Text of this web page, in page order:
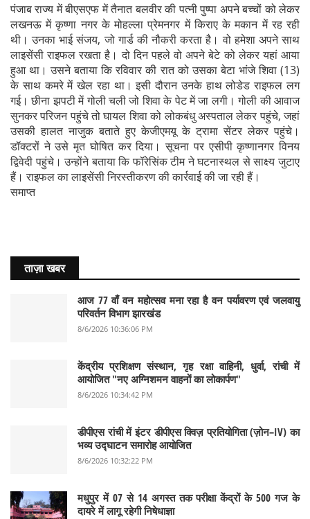
पंजाब राज्य में बीएसएफ में तैनात बलवीर की पत्नी पुष्पा अपने बच्चों को लेकर
लखनऊ में कृष्णा नगर के मोहल्ला प्रेमनगर में किराए के मकान में रह रही
थी। उनका भाई संजय, जो गार्ड की नौकरी करता है। वो हमेशा अपने साथ
लाइसेंसी राइफल रखता है। दो दिन पहले वो अपने बेटे को लेकर यहां आया
हुआ था। उसने बताया कि रविवार की रात को उसका बेटा भांजे शिवा (13)
के साथ कमरे में खेल रहा था। इसी दौरान उनके हाथ लोडेड राइफल लग
गई। छीना झपटी में गोली चली जो शिवा के पेट में जा लगी। गोली की आवाज
सुनकर परिजन पहुंचे तो घायल शिवा को लोकबंधु अस्पताल लेकर पहुंचे, जहां
उसकी हालत नाजुक बताते हुए केजीएमयू के ट्रामा सेंटर लेकर पहुंचे।
डॉक्टरों ने उसे मृत घोषित कर दिया। सूचना पर एसीपी कृष्णानगर विनय
द्विवेदी पहुंचे। उन्होंने बताया कि फॉरेसिंक टीम ने घटनास्थल से साक्ष्य जुटाए
हैं। राइफल का लाइसेंसी निरस्तीकरण की कार्रवाई की जा रही हैं।
समाप्त
ताज़ा खबर
आज 77 वाँ वन महोत्सव मना रहा है वन पर्यावरण एवं जलवायु
परिवर्तन विभाग झारखंड
8/6/2026 10:36:06 PM
केंद्रीय प्रशिक्षण संस्थान, गृह रक्षा वाहिनी, धुर्वा, रांची में
आयोजित "नए अग्निशमन वाहनों का लोकार्पण"
8/6/2026 10:34:42 PM
डीपीएस रांची में इंटर डीपीएस क्विज़ प्रतियोगिता (ज़ोन–IV) का
भव्य उद्घाटन समारोह आयोजित
8/6/2026 10:32:22 PM
मधुपुर में 07 से 14 अगस्त तक परीक्षा केंद्रों के 500 गज के
दायरे में लागू रहेगी निषेधाज्ञा